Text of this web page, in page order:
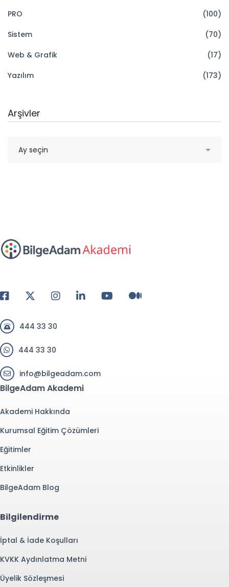
PRO
(100)
Sistem
(70)
Web & Grafik
(17)
Yazılım
(173)
Arşivler
444 33 30
444 33 30
info@bilgeadam.com
BilgeAdam Akademi
Akademi Hakkında
Kurumsal Eğitim Çözümleri
Eğitimler
Etkinlikler
BilgeAdam Blog
Bilgilendirme
İptal & İade Koşulları
KVKK Aydınlatma Metni
Üyelik Sözleşmesi